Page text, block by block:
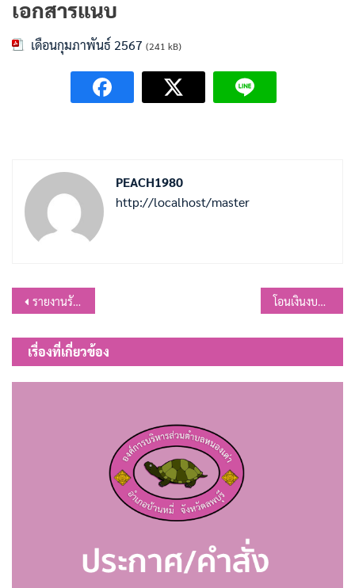
เอกสารแนบ
เดือนกุมภาพันธ์ 2567 (241 kB)
PEACH1980
http://localhost/master
แนะแนว
เรื่อง
รายงานรับ-จ่ายเงิน ปีงบประมาณ 2567 ประจำเดือน กุมภาพันธ์ โอนเงินงบประมาณรายจ่าย ประจำปีงบประมาณ พ.ศ.2567 ครั้งที่ 6
เรื่องที่เกี่ยวข้อง